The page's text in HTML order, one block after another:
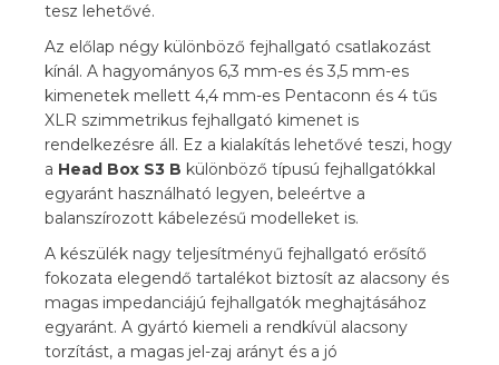
tesz lehetővé.
Az előlap négy különböző fejhallgató csatlakozást
kínál. A hagyományos 6,3 mm-es és 3,5 mm-es
kimenetek mellett 4,4 mm-es Pentaconn és 4 tűs
XLR szimmetrikus fejhallgató kimenet is
rendelkezésre áll. Ez a kialakítás lehetővé teszi, hogy
a Head Box S3 B különböző típusú fejhallgatókkal
egyaránt használható legyen, beleértve a
balanszírozott kábelezésű modelleket is.
A készülék nagy teljesítményű fejhallgató erősítő
fokozata elegendő tartalékot biztosít az alacsony és
magas impedanciájú fejhallgatók meghajtásához
egyaránt. A gyártó kiemeli a rendkívül alacsony
torzítást, a magas jel-zaj arányt és a jó